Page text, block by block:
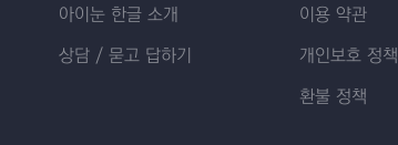
아이눈 한글 소개
상담 / 묻고 답하기
이용 약관
개인보호 정책
환불 정책